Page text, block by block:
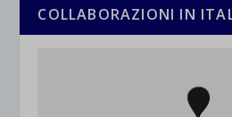
COLLABORAZIONI IN